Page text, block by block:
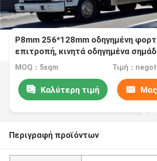
P8mm 256*128mm οδηγημένη
επιτροπή, κινητά οδηγημένα
για το μίσθωμα
MOQ：5sqm Τιμή：
Καλύτερη τιμή
Περιγραφή προϊόντων